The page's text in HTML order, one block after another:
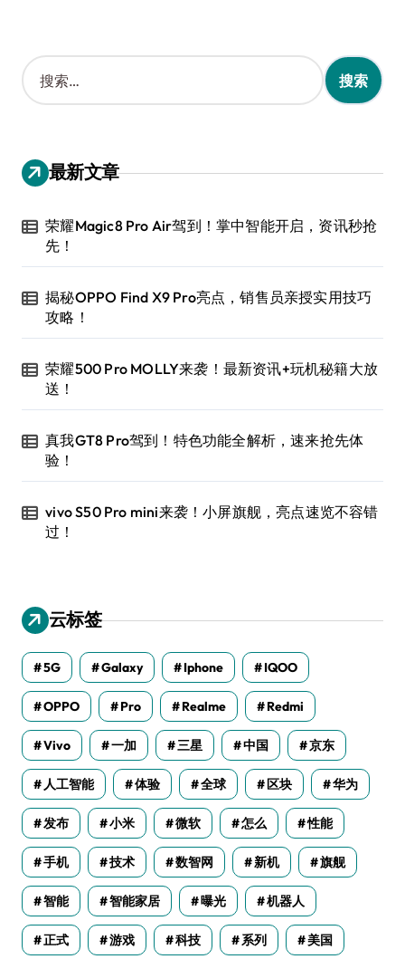
搜
索
：
最新文章
荣耀Magic8 Pro Air驾到！掌中智能开启，资讯秒抢
先！
揭秘OPPO Find X9 Pro亮点，销售员亲授实用技巧
攻略！
荣耀500 Pro MOLLY来袭！最新资讯+玩机秘籍大放
送！
真我GT8 Pro驾到！特色功能全解析，速来抢先体
验！
vivo S50 Pro mini来袭！小屏旗舰，亮点速览不容错
过！
云标签
5G Galaxy Iphone IQOO
OPPO Pro Realme Redmi
Vivo 一加 三星 中国 京东
人工智能 体验 全球 区块 华为
发布 小米 微软 怎么 性能
手机 技术 数智网 新机 旗舰
智能 智能家居 曝光 机器人
正式 游戏 科技 系列 美国